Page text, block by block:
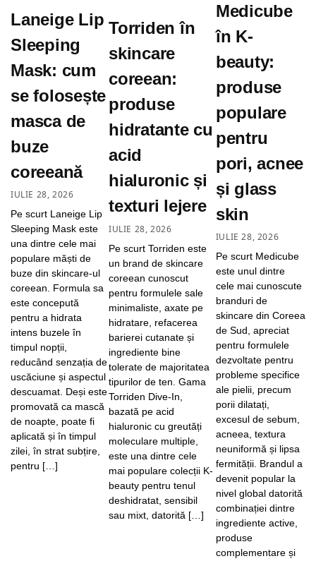
Laneige Lip
Sleeping
Mask: cum
se folosește
masca de
buze
coreeană
IULIE 28, 2026
Pe scurt Laneige Lip
Sleeping Mask este
una dintre cele mai
populare măști de
buze din skincare-ul
coreean. Formula sa
este concepută
pentru a hidrata
intens buzele în
timpul nopții,
reducând senzația de
uscăciune și aspectul
descuamat. Deși este
promovată ca mască
de noapte, poate fi
aplicată și în timpul
zilei, în strat subțire,
pentru […]
Torriden în
skincare
coreean:
produse
hidratante cu
acid
hialuronic și
texturi lejere
IULIE 28, 2026
Pe scurt Torriden este
un brand de skincare
coreean cunoscut
pentru formulele sale
minimaliste, axate pe
hidratare, refacerea
barierei cutanate și
ingrediente bine
tolerate de majoritatea
tipurilor de ten. Gama
Torriden Dive-In,
bazată pe acid
hialuronic cu greutăți
moleculare multiple,
este una dintre cele
mai populare colecții K-
beauty pentru tenul
deshidratat, sensibil
sau mixt, datorită […]
Medicube
în K-
beauty:
produse
populare
pentru
pori, acnee
și glass
skin
IULIE 28, 2026
Pe scurt Medicube
este unul dintre
cele mai cunoscute
branduri de
skincare din Coreea
de Sud, apreciat
pentru formulele
dezvoltate pentru
probleme specifice
ale pielii, precum
porii dilatați,
excesul de sebum,
acneea, textura
neuniformă și lipsa
fermității. Brandul a
devenit popular la
nivel global datorită
combinației dintre
ingrediente active,
produse
complementare și